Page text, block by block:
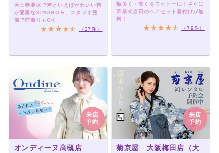
天王寺地区で袴といえばかわいい袴
が豊富なKIMONO＆。スタジオ完
備で前撮りもOK
（27件）
類多く・安くをモットーに！さらに
卒業式当日のヘアセット着付けが無
料！
（79件）
来店
予約
オンディーヌ高槻店
来店
予約
菊京屋 大阪梅田店（大